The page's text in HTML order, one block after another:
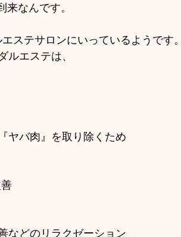
なんです。
ステサロンにいっているようです
エステは、
ヤバ肉』を取り除くため
などのリラクゼーション